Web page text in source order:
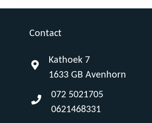
Contact
Kathoek 7
1633 GB Avenhorn
072 5021705
0621468331